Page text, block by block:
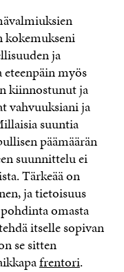
kokemukseni
ja
myös
kiinnostunut ja
vahvuuksiani ja
suuntia
päämäärän
suunnittelu ei
Tärkeää on
ja tietoisuus
omasta
itselle sopivan
se sitten
frentori.